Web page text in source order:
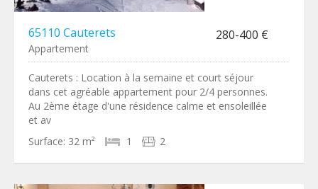
65110 Cauterets 280-400 €
Appartement
Cauterets : Location à la semaine et court séjour
dans cet agréable appartement pour 2/4 personnes.
Au 2ème étage d'une résidence calme et ensoleillée
et av
Surface: 32 m² 1 2